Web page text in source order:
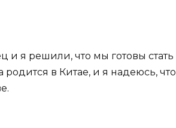
и я решили, что мы готовы стать
в Китае, и я надеюсь, что